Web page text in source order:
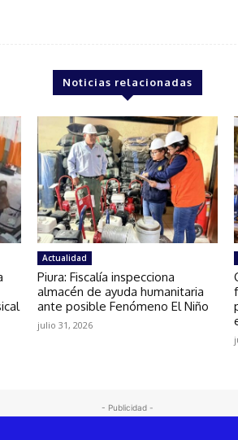
Noticias relacionadas
Actualidad
Piura: Fiscalía inspecciona
almacén de ayuda humanitaria
ante posible Fenómeno El Niño
julio 31, 2026
- Publicidad -